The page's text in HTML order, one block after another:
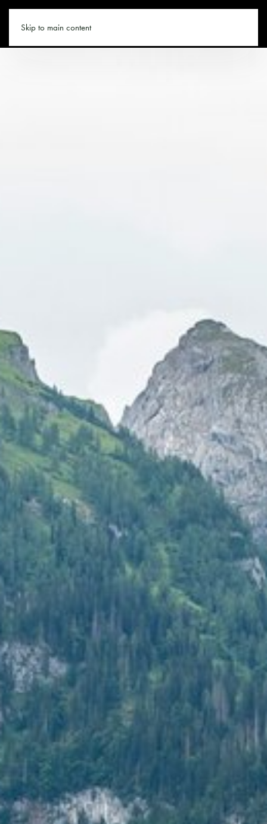
Skip to main content
WANDERN.CO